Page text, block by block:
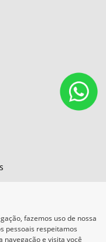
fazemos uso de nossa
pessoais respeitamos
navegação e visita você